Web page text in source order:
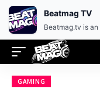
GAMING
Beatmag TV